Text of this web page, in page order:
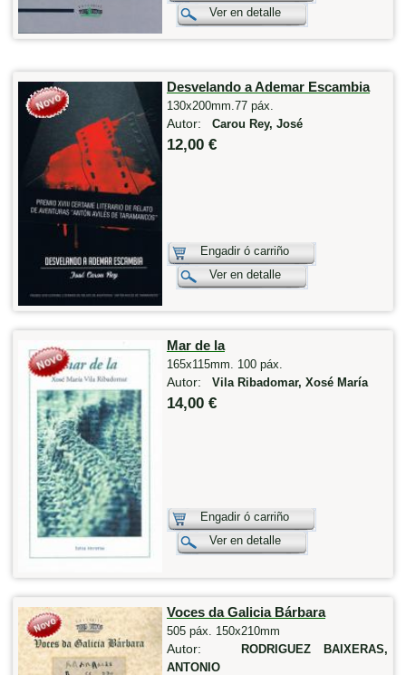
Ver en detalle
Desvelando a Ademar Escambia
130x200mm.77 páx.
Autor: Carou Rey, José
12,00 €
Engadir ó carriño
Ver en detalle
Mar de la
165x115mm. 100 páx.
Autor: Vila Ribadomar, Xosé María
14,00 €
Engadir ó carriño
Ver en detalle
Voces da Galicia Bárbara
505 páx. 150x210mm
Autor:
RODRIGUEZ BAIXERAS,
ANTONIO